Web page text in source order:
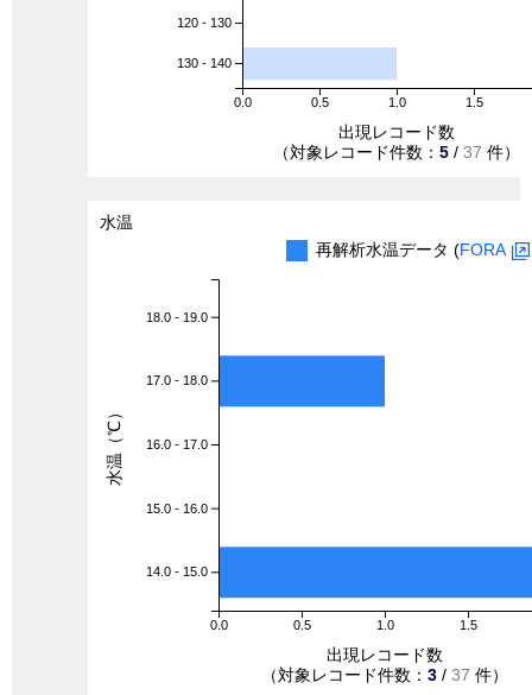
0.0 0.5 1.0 1.5
120 - 130
130 - 140
出現レコード数
（対象レコード件数： 5 / 37 件）
水温
再解析水温データ (FORA
0.0 0.5 1.0 1.5
18.0 - 19.0
17.0 - 18.0
16.0 - 17.0
15.0 - 16.0
14.0 - 15.0
出現レコード数
（対象レコード件数： 3 / 37 件）
水温（℃）